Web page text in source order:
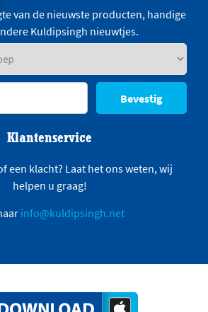
van de nieuwste producten, handige
Kuldipsingh nieuwtjes.
Bevestig
Klantenservice
een klacht? Laat het ons weten, wij
helpen u graag!
info@kuldipsingh.net